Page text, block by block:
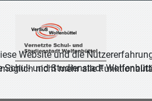
Schul- und Studienstadt
Website und die
nicht mehr alle